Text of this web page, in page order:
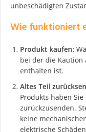
unbeschädigten
Wie funktioniert
Produkt kaufen:
bei der die Kaution
enthalten ist.
Altes Teil
Produkts haben
zurückzusenden.
keine
elektrische